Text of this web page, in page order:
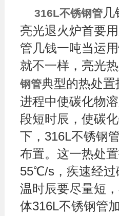
316L不锈钢管
亮光退火炉首要
管几钱一吨当运
就不一样，亮光
钢管典型的热处
进程中使碳化物
段短时辰，使碳
下，316L不锈钢
布置。这一热处
55℃/s，疾速经过
温时辰要尽量短
体316L不锈钢管